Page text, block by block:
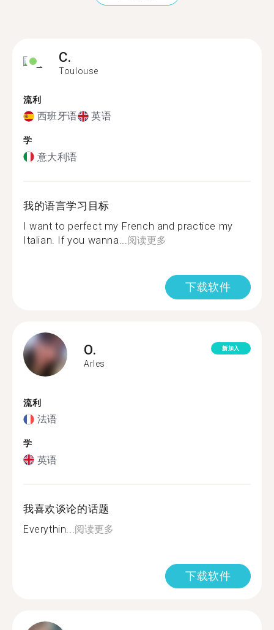
C.
Toulouse
流利
西班牙语 英语
学
意大利语
我的语言学习目标
I want to perfect my French and practice my
Italian. If you wanna... 阅读更多
下载软件
O.
Arles
新加入
流利
法语
学
英语
我喜欢谈论的话题
Everythin... 阅读更多
下载软件